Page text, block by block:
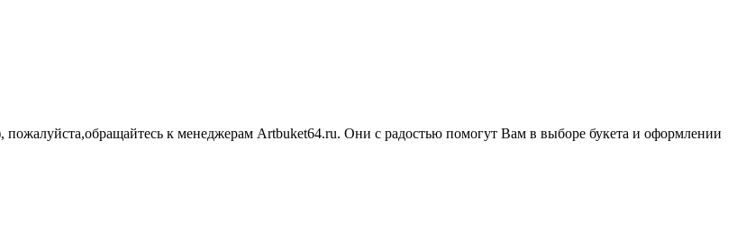
пожалуйста,обращайтесь к менеджерам Artbuket64.ru. Они с радостью помогут Вам в выборе букета и оформлении